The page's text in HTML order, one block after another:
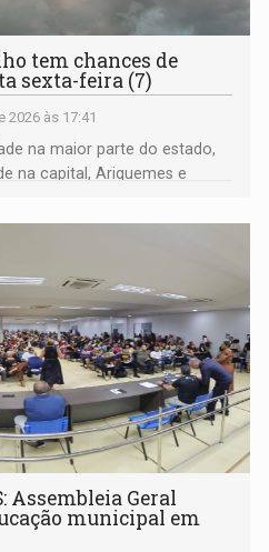
tem chances de
sexta-feira (7)
2026 às 17:41
na maior parte do estado,
na capital, Ariquemes e
Assembleia Geral
municipal em